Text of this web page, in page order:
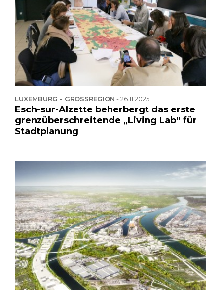
LUXEMBURG - GROSSREGION -26.11.2025
Esch-sur-Alzette beherbergt das erste
grenzüberschreitende „Living Lab“ für
Stadtplanung